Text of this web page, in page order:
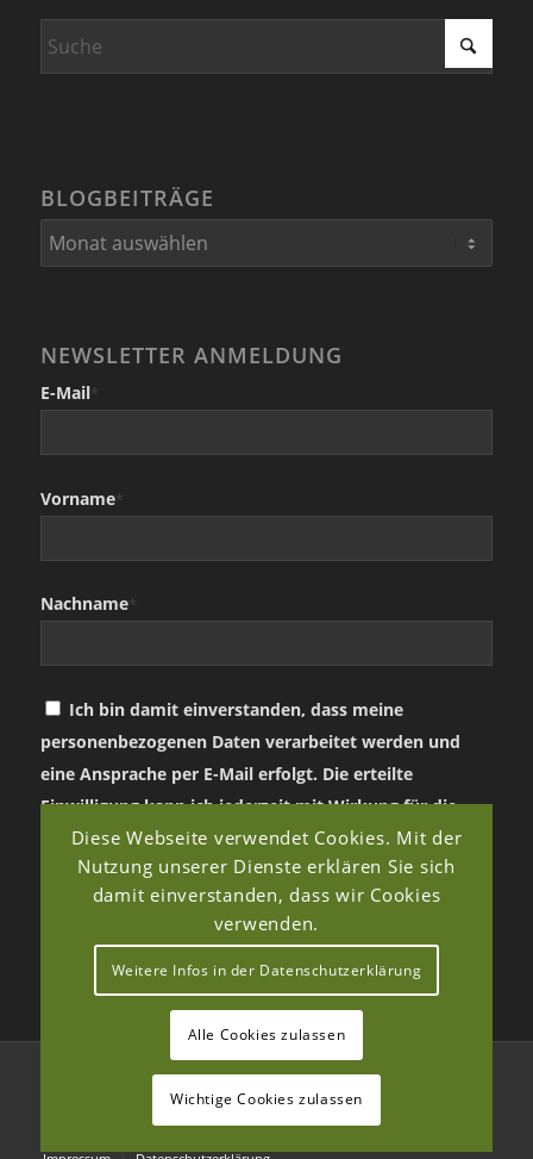
BLOGBEITRÄGE
NEWSLETTER ANMELDUNG
E-Mail*
Vorname*
Nachname*
Ich bin damit einverstanden, dass meine
personenbezogenen Daten verarbeitet werden und
eine Ansprache per E-Mail erfolgt. Die erteilte
Einwilligung kann ich jederzeit mit Wirkung für die
Zukunft in jeder angemessenen Form widerrufen.
© Copyright - Verein für Landschaftspflege, Artenschutz & Biodiversität
Diese Webseite verwendet Cookies. Mit der
Nutzung unserer Dienste erklären Sie sich
damit einverstanden, dass wir Cookies
verwenden.
Weitere Infos in der Datenschutzerklärung
Alle Cookies zulassen
Wichtige Cookies zulassen